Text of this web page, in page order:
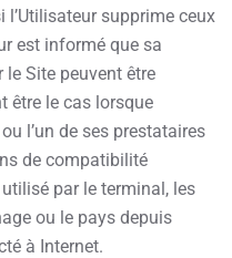
supprime ceux
est informé que sa
Site peuvent être
être le cas lorsque
ou l’un de ses prestataires
de compatibilité
par le terminal, les
ou le pays depuis
à Internet.